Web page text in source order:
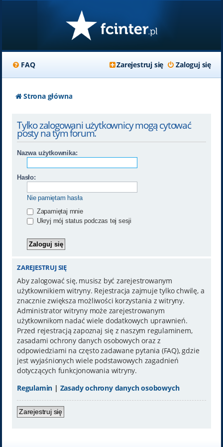
FAQ Zaloguj się
Zarejestruj się
Strona główna
Tylko zalogowani użytkownicy mogą cytować
posty na tym forum.
Nazwa użytkownika:
Hasło:
Nie pamiętam hasła
Zapamiętaj mnie
Ukryj mój status podczas tej sesji
ZAREJESTRUJ SIĘ
Aby zalogować się, musisz być zarejestrowanym
użytkownikiem witryny. Rejestracja zajmuje tylko chwilę, a
znacznie zwiększa możliwości korzystania z witryny.
Administrator witryny może zarejestrowanym
użytkownikom nadać wiele dodatkowych uprawnień.
Przed rejestracją zapoznaj się z naszym regulaminem,
zasadami ochrony danych osobowych oraz z
odpowiedziami na często zadawane pytania (FAQ), gdzie
jest wyjaśnionych wiele podstawowych zagadnień
dotyczących funkcjonowania witryny.
Regulamin | Zasady ochrony danych osobowych
Zarejestruj się